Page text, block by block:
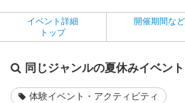
イベント詳細
トップ
開催期間など
同じジャンルの夏休みイベン
体験イベント・アクティビティ